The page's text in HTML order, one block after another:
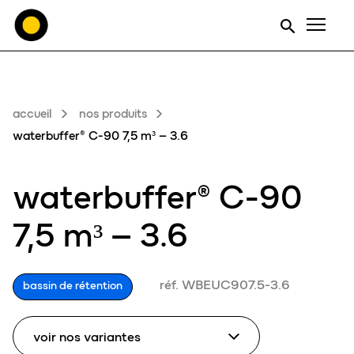
accueil
nos produits
waterbuffer® C-90 7,5 m³ – 3.6
waterbuffer® C-90
7,5 m³ – 3.6
bassin de rétention réf. WBEUC907.5-3.6